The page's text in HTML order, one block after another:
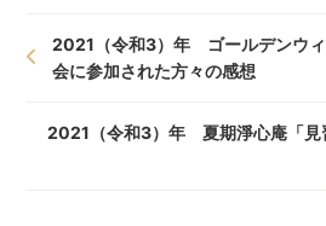
2021（令和3）年 ゴールデンウ
会に参加された方々の感想
2021（令和3）年 夏期淨心庵「見